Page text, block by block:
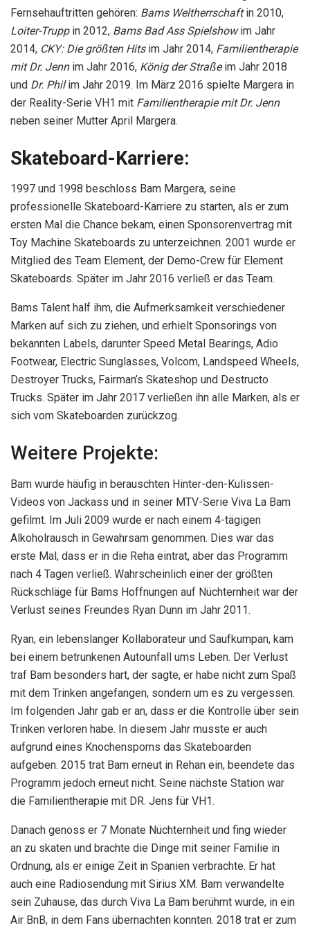
Fernsehauftritten gehören: Bams Weltherrschaftin 2010,
Loiter-Truppin 2012, Bams Bad Ass Spielshowim Jahr
2014, CKY: Die größten Hits im Jahr 2014, Familientherapie
mit Dr. Jenn im Jahr 2016, König der Straßeim Jahr 2018
und Dr. Philim Jahr 2019. Im März 2016 spielte Margera in
der Reality-Serie VH1 mit Familientherapie mit Dr. Jenn
neben seiner Mutter April Margera.
Skateboard-Karriere:
1997 und 1998 beschloss Bam Margera, seine
professionelle Skateboard-Karriere zu starten, als er zum
ersten Mal die Chance bekam, einen Sponsorenvertrag mit
Toy Machine Skateboards zu unterzeichnen. 2001 wurde er
Mitglied des Team Element, der Demo-Crew für Element
Skateboards. Später im Jahr 2016 verließ er das Team.
Bams Talent half ihm, die Aufmerksamkeit verschiedener
Marken auf sich zu ziehen, und erhielt Sponsorings von
bekannten Labels, darunter Speed ​​Metal Bearings, Adio
Footwear, Electric Sunglasses, Volcom, Landspeed Wheels,
Destroyer Trucks, Fairman’s Skateshop und Destructo
Trucks. Später im Jahr 2017 verließen ihn alle Marken, als er
sich vom Skateboarden zurückzog.
Weitere Projekte:
Bam wurde häufig in berauschten Hinter-den-Kulissen-
Videos von Jackass und in seiner MTV-Serie Viva La Bam
gefilmt. Im Juli 2009 wurde er nach einem 4-tägigen
Alkoholrausch in Gewahrsam genommen. Dies war das
erste Mal, dass er in die Reha eintrat, aber das Programm
nach 4 Tagen verließ. Wahrscheinlich einer der größten
Rückschläge für Bams Hoffnungen auf Nüchternheit war der
Verlust seines Freundes Ryan Dunn im Jahr 2011.
Ryan, ein lebenslanger Kollaborateur und Saufkumpan, kam
bei einem betrunkenen Autounfall ums Leben. Der Verlust
traf Bam besonders hart, der sagte, er habe nicht zum Spaß
mit dem Trinken angefangen, sondern um es zu vergessen.
Im folgenden Jahr gab er an, dass er die Kontrolle über sein
Trinken verloren habe. In diesem Jahr musste er auch
aufgrund eines Knochensporns das Skateboarden
aufgeben. 2015 trat Bam erneut in Rehan ein, beendete das
Programm jedoch erneut nicht. Seine nächste Station war
die Familientherapie mit DR. Jens für VH1.
Danach genoss er 7 Monate Nüchternheit und fing wieder
an zu skaten und brachte die Dinge mit seiner Familie in
Ordnung, als er einige Zeit in Spanien verbrachte. Er hat
auch eine Radiosendung mit Sirius XM. Bam verwandelte
sein Zuhause, das durch Viva La Bam berühmt wurde, in ein
Air BnB, in dem Fans übernachten konnten. 2018 trat er zum